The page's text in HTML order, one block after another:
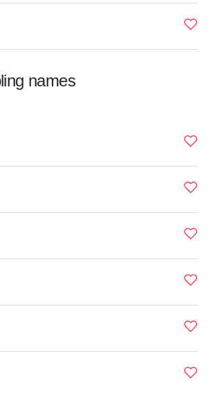
names